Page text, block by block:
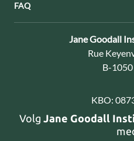
FAQ
Contact:
Jane Goodall
Adres:
Rue
B-
KBO:
Volg Jane Goodall